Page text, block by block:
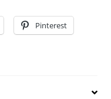
Pinterest